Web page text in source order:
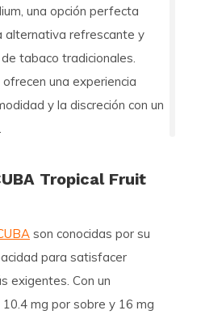
una opción perfecta
alternativa refrescante y
tabaco tradicionales.
una experiencia
y la discreción con un
Tropical Fruit
son conocidas por su
para satisfacer
exigentes. Con un
mg por sobre y 16 mg